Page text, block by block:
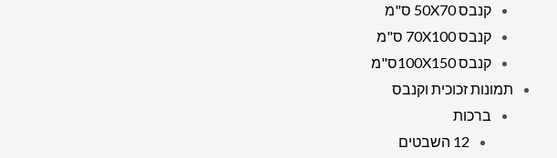
קנבס 50X70 ס"מ
קנבס 70X100 ס"מ
קנבס 100X150ס"מ
תמונות זכוכית וקנבס
ברכות
12 השבטים